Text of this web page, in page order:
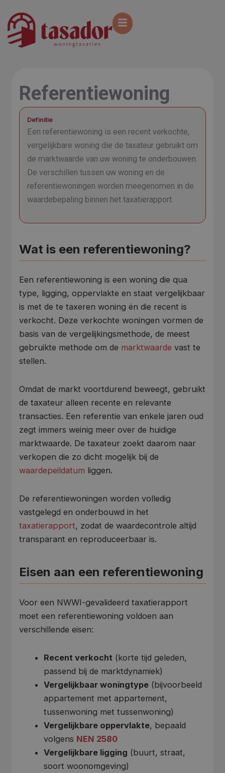
naar
de
inhoud
Referentiewoning
Definitie
Een referentiewoning is een recent verkochte,
vergelijkbare woning die de taxateur gebruikt om
de marktwaarde van uw woning te onderbouwen.
De verschillen tussen uw woning en de
referentiewoningen worden meegenomen in de
waardebepaling binnen het taxatierapport.
Wat is een referentiewoning?
Een referentiewoning is een woning die qua
type, ligging, oppervlakte en staat vergelijkbaar
is met de te taxeren woning én die recent is
verkocht. Deze verkochte woningen vormen de
basis van de vergelijkingsmethode, de meest
gebruikte methode om de marktwaarde vast te
stellen.
Omdat de markt voortdurend beweegt, gebruikt
de taxateur alleen recente en relevante
transacties. Een referentie van enkele jaren oud
zegt immers weinig meer over de huidige
marktwaarde. De taxateur zoekt daarom naar
verkopen die zo dicht mogelijk bij de
waardepeildatum liggen.
De referentiewoningen worden volledig
vastgelegd en onderbouwd in het
taxatierapport, zodat de waardecontrole altijd
transparant en reproduceerbaar is.
Eisen aan een referentiewoning
Voor een NWWI-gevalideerd taxatierapport
moet een referentiewoning voldoen aan
verschillende eisen:
Recent verkocht (korte tijd geleden,
passend bij de marktdynamiek)
Vergelijkbaar woningtype(bijvoorbeeld
appartement met appartement,
tussenwoning met tussenwoning)
Vergelijkbare oppervlakte, bepaald
volgens NEN 2580
Vergelijkbare ligging (buurt, straat,
soort woonomgeving)